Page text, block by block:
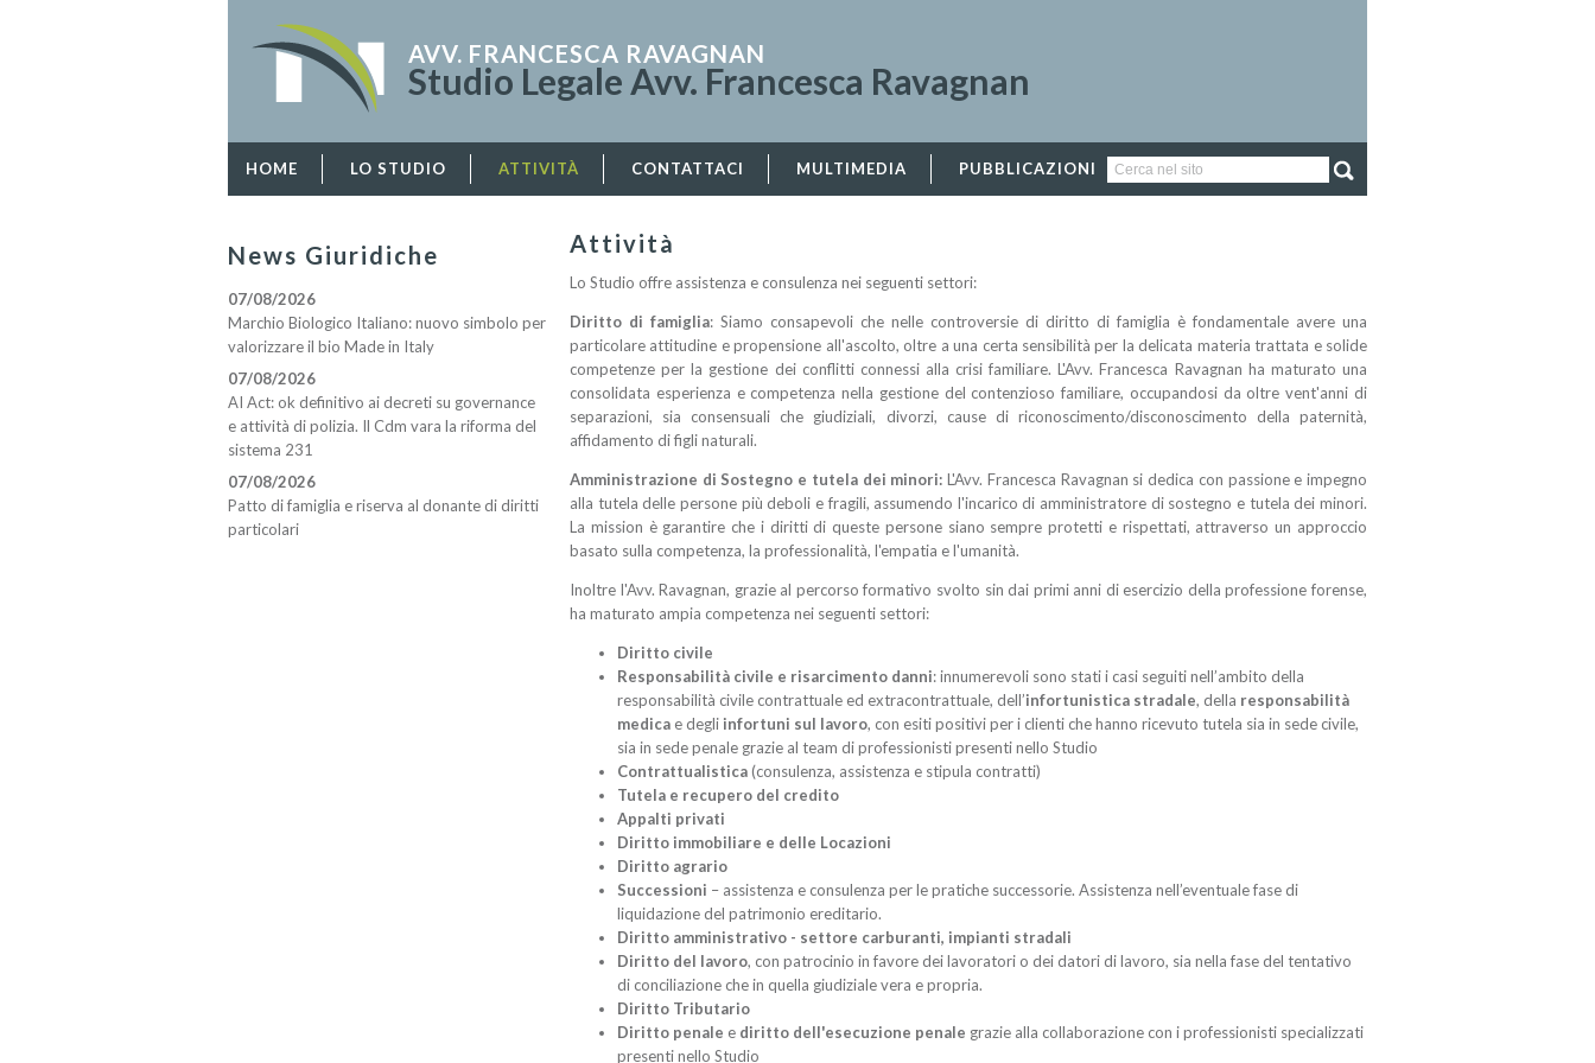
AVV. FRANCESCA RAVAGNAN
Studio Legale Avv. Francesca Ravagnan
HOME LO STUDIO ATTIVITÀ CONTATTACI MULTIMEDIA PUBBLICAZIONI
Attività
Lo Studio offre assistenza e consulenza nei seguenti settori:
Diritto di famiglia: Siamo consapevoli che nelle controversie di diritto di famiglia è fondamentale avere una
particolare attitudine e propensione all'ascolto, oltre a una certa sensibilità per la delicata materia trattata e solide
competenze per la gestione dei conflitti connessi alla crisi familiare. L'Avv. Francesca Ravagnan ha maturato una
consolidata esperienza e competenza nella gestione del contenzioso familiare, occupandosi da oltre vent'anni di
separazioni, sia consensuali che giudiziali, divorzi, cause di riconoscimento/disconoscimento della paternità,
affidamento di figli naturali.
Amministrazione di Sostegno e tutela dei minori:L'Avv. Francesca Ravagnan si dedica con passione e impegno
alla tutela delle persone più deboli e fragili, assumendo l'incarico di amministratore di sostegno e tutela dei minori.
La mission è garantire che i diritti di queste persone siano sempre protetti e rispettati, attraverso un approccio
basato sulla competenza, la professionalità, l'empatia e l'umanità.
Inoltre l'Avv. Ravagnan, grazie al percorso formativo svolto sin dai primi anni di esercizio della professione forense,
ha maturato ampia competenza nei seguenti settori:
Diritto civile
Responsabilità civile e risarcimento danni: innumerevoli sono stati i casi seguiti nell’ambito della
responsabilità civile contrattuale ed extracontrattuale, dell’infortunistica stradale, della responsabilità
medica e degli infortuni sul lavoro, con esiti positivi per i clienti che hanno ricevuto tutela sia in sede civile,
sia in sede penale grazie al team di professionisti presenti nello Studio
Contrattualistica(consulenza, assistenza e stipula contratti)
Tutela e recupero del credito
Appalti privati
Diritto immobiliare e delle Locazioni
Diritto agrario
Successioni – assistenza e consulenza per le pratiche successorie. Assistenza nell’eventuale fase di
liquidazione del patrimonio ereditario.
Diritto amministrativo - settore carburanti, impianti stradali
Diritto del lavoro, con patrocinio in favore dei lavoratori o dei datori di lavoro, sia nella fase del tentativo
di conciliazione che in quella giudiziale vera e propria.
Diritto Tributario
Diritto penale e diritto dell'esecuzione penale grazie alla collaborazione con i professionisti specializzati
presenti nello Studio
News Giuridiche
07/08/2026
Marchio Biologico Italiano: nuovo simbolo per
valorizzare il bio Made in Italy
07/08/2026
AI Act: ok definitivo ai decreti su governance
e attività di polizia. Il Cdm vara la riforma del
sistema 231
07/08/2026
Patto di famiglia e riserva al donante di diritti
particolari